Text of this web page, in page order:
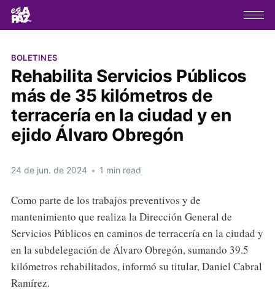
BOLETINES
Rehabilita Servicios Públicos
más de 35 kilómetros de
terracería en la ciudad y en
ejido Álvaro Obregón
24 de jun. de 2024 • 1 min read
Como parte de los trabajos preventivos y de
mantenimiento que realiza la Dirección General de
Servicios Públicos en caminos de terracería en la ciudad y
en la subdelegación de Álvaro Obregón, sumando 39.5
kilómetros rehabilitados, informó su titular, Daniel Cabral
Ramírez.